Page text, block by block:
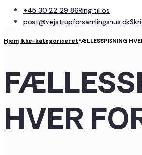
+45 30 22 29 86Ring til os
post@vejstrupforsamlingshus.dk
Hjem Ikke-kategoriseretFÆLLESSPISNING
HVER